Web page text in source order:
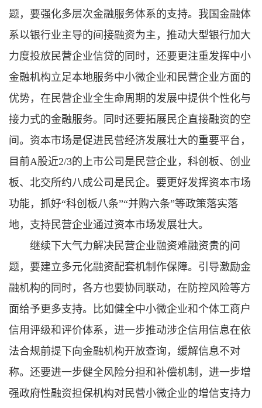
题，要强化多层次金融服务体系的支持。我国金融体
系以银行业主导的间接融资为主，推动大型银行加大
力度投放民营企业信贷的同时，还要更注重发挥中小
金融机构立足本地服务中小微企业和民营企业方面的
优势，在民营企业全生命周期的发展中提供个性化与
接力式的金融服务。同时还要拓展民企直接融资的空
间。资本市场是促进民营经济发展壮大的重要平台，
目前A股近2/3的上市公司是民营企业，科创板、创业
板、北交所约八成公司是民企。要更好发挥资本市场
功能，抓好“科创板八条”“并购六条”等政策落实落
地，支持民营企业通过资本市场发展壮大。
继续下大气力解决民营企业融资难融资贵的问
题，要建立多元化融资配套机制作保障。引导激励金
融机构的同时，各方也要协同联动，在防控风险等方
面给予更多支持。比如健全中小微企业和个体工商户
信用评级和评价体系，进一步推动涉企信用信息在依
法合规前提下向金融机构开放查询，缓解信息不对
称。还要进一步健全风险分担和补偿机制，进一步增
强政府性融资担保机构对民营小微企业的增信支持力